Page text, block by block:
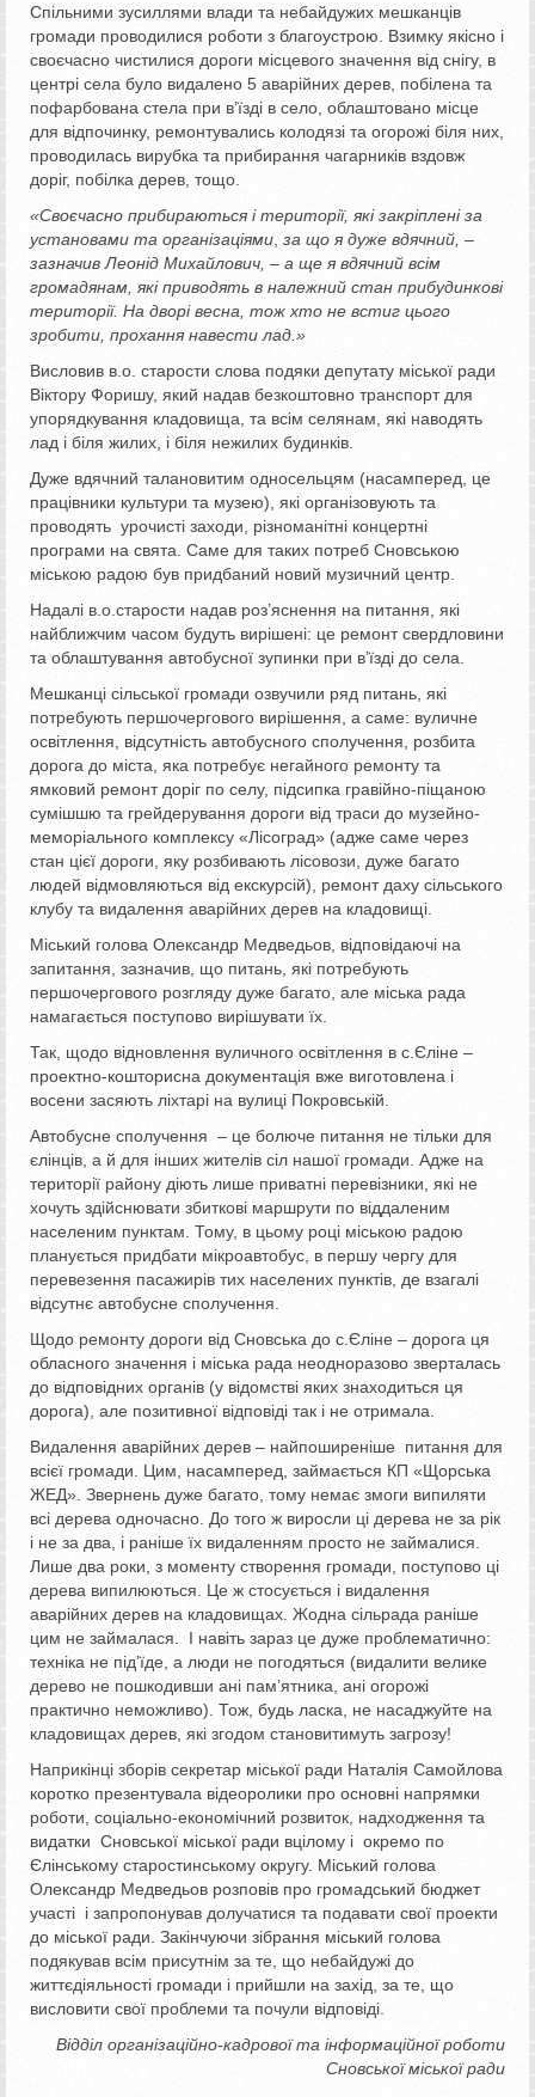
Спільними зусиллями влади та небайдужих мешканців
громади проводилися роботи з благоустрою. Взимку якісно і
своєчасно чистилися дороги місцевого значення від снігу, в
центрі села було видалено 5 аварійних дерев, побілена та
пофарбована стела при в’їзді в село, облаштовано місце
для відпочинку, ремонтувались колодязі та огорожі біля них,
проводилась вирубка та прибирання чагарників вздовж
доріг, побілка дерев, тощо.
«Своєчасно прибираються і території, які закріплені за
установами та організаціями за що я дуже вдячний, –
зазначив Леонід Михайлович, – а ще я вдячний всім
громадянам, які приводять в належний стан прибудинкові
території. На дворі весна, тож хто не встиг цього
зробити, прохання навести лад.»
Висловив в.о. старости слова подяки депутату міської ради
Віктору Форишу, який надав безкоштовно транспорт для
упорядкування кладовища, та всім селянам, які наводять
лад і біля жилих, і біля нежилих будинків.
Дуже вдячний талановитим односельцям (насамперед, це
працівники культури та музею), які організовують та
проводять урочисті заходи, різноманітні концертні
програми на свята. Саме для таких потреб Сновською
міською радою був придбаний новий музичний центр.
Надалі в.о.старости надав роз’яснення на питання, які
найближчим часом будуть вирішені: це ремонт свердловини
та облаштування автобусної зупинки при в’їзді до села.
Мешканці сільської громади озвучили ряд питань, які
потребують першочергового вирішення, а саме: вуличне
освітлення, відсутність автобусного сполучення, розбита
дорога до міста, яка потребує негайного ремонту та
ямковий ремонт доріг по селу, підсипка гравійно-піщаною
сумішшю та грейдерування дороги від траси до музейно-
меморіального комплексу «Лісоград» (адже саме через
стан цієї дороги, яку розбивають лісовози, дуже багато
людей відмовляються від екскурсій), ремонт даху сільського
клубу та видалення аварійних дерев на кладовищі.
Міський голова Олександр Медведьов, відповідаючі на
запитання, зазначив, що питань, які потребують
першочергового розгляду дуже багато, але міська рада
намагається поступово вирішувати їх.
Так, щодо відновлення вуличного освітлення в с.Єліне –
проектно-кошторисна документація вже виготовлена і
восени засяють ліхтарі на вулиці Покровській.
Автобусне сполучення – це болюче питання не тільки для
єлінців, а й для інших жителів сіл нашої громади. Адже на
території району діють лише приватні перевізники, які не
хочуть здійснювати збиткові маршрути по віддаленим
населеним пунктам. Тому, в цьому році міською радою
планується придбати мікроавтобус, в першу чергу для
перевезення пасажирів тих населених пунктів, де взагалі
відсутнє автобусне сполучення.
Щодо ремонту дороги від Сновська до с.Єліне – дорога ця
обласного значення і міська рада неодноразово зверталась
до відповідних органів (у відомстві яких знаходиться ця
дорога), але позитивної відповіді так і не отримала.
Видалення аварійних дерев – найпоширеніше питання для
всієї громади. Цим, насамперед, займається КП «Щорська
ЖЕД». Звернень дуже багато, тому немає змоги випиляти
всі дерева одночасно. До того ж виросли ці дерева не за рік
і не за два, і раніше їх видаленням просто не займалися.
Лише два роки, з моменту створення громади, поступово ці
дерева випилюються. Це ж стосується і видалення
аварійних дерев на кладовищах. Жодна сільрада раніше
цим не займалася. І навіть зараз це дуже проблематично:
техніка не під’їде, а люди не погодяться (видалити велике
дерево не пошкодивши ані пам’ятника, ані огорожі
практично неможливо). Тож, будь ласка, не насаджуйте на
кладовищах дерев, які згодом становитимуть загрозу!
Наприкінці зборів секретар міської ради Наталія Самойлова
коротко презентувала відеоролики про основні напрямки
роботи, соціально-економічний розвиток, надходження та
видатки Сновської міської ради вцілому і окремо по
Єлінському старостинському округу. Міський голова
Олександр Медведьов розповів про громадський бюджет
участі і запропонував долучатися та подавати свої проекти
до міської ради. Закінчуючи зібрання міський голова
подякував всім присутнім за те, що небайдужі до
життєдіяльності громади і прийшли на захід, за те, що
висловити свої проблеми та почули відповіді.
Відділ організаційно-кадрової та інформаційної роботи
Сновської міської ради